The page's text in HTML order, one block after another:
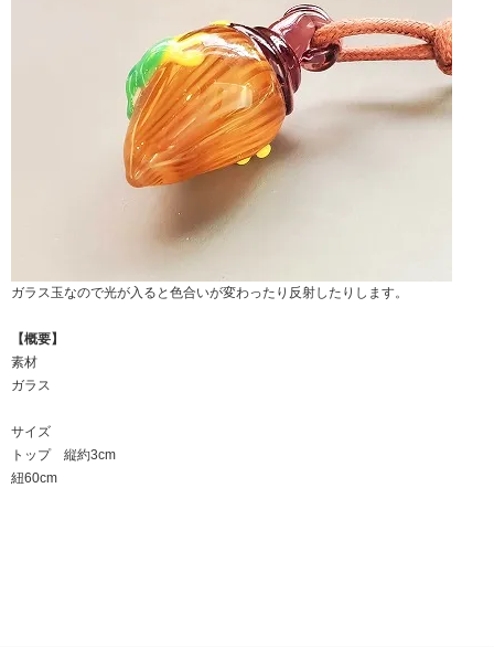
ガラス玉なので光が入ると色合いが変わったり反射したりします。
【概要】
素材
ガラス
サイズ
トップ 縦約3cm
紐60cm